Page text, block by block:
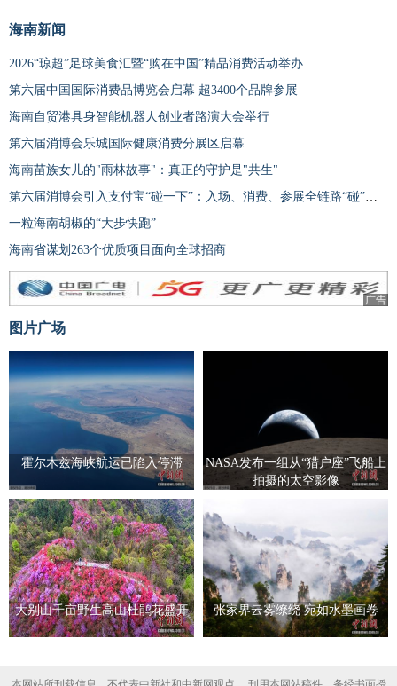
海南新闻
2026“琼超”足球美食汇暨“购在中国”精品消费活动举办
第六届中国国际消费品博览会启幕 超3400个品牌参展
海南自贸港具身智能机器人创业者路演大会举行
第六届消博会乐城国际健康消费分展区启幕
海南苗族女儿的"雨林故事"：真正的守护是"共生"
一粒海南胡椒的“大步快跑”
海南省谋划263个优质项目面向全球招商
广告
图片广场
霍尔木兹海峡航运已陷入停滞
NASA发布一组从“猎户座”飞船上
拍摄的太空影像
大别山千亩野生高山杜鹃花盛开 张家界云雾缭绕 宛如水墨画卷